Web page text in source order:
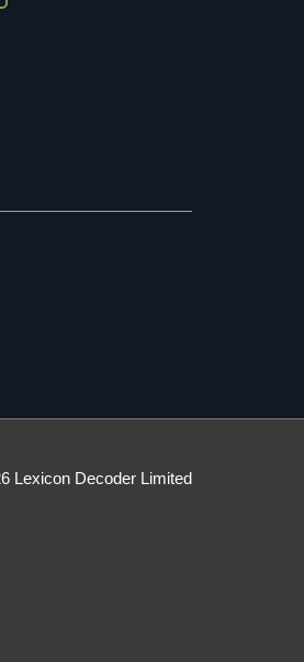
Lexicon Decoder Limited